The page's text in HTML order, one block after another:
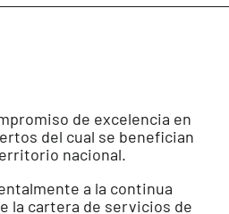
de excelencia en
del cual se benefician
nacional.
a la continua
la cartera de servicios de